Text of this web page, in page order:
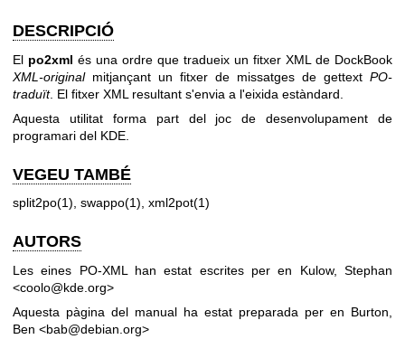
DESCRIPCIÓ
El po2xml és una ordre que tradueix un fitxer XML de DockBook
XML-originalmitjançant un fitxer de missatges de gettext PO-
traduït. El fitxer XML resultant s'envia a l'eixida estàndard.
Aquesta utilitat forma part del joc de desenvolupament de
programari del KDE.
VEGEU TAMBÉ
split2po(1), swappo(1), xml2pot(1)
AUTORS
Les eines PO-XML han estat escrites per en Kulow, Stephan
<coolo@kde.org>
Aquesta pàgina del manual ha estat preparada per en Burton,
Ben <bab@debian.org>